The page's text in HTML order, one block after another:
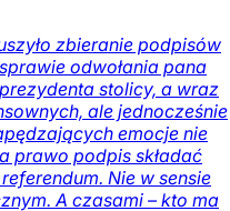
zbieranie podpisów
odwołania pana
stolicy, a wraz
ale jednocześnie
emocje nie
prawo podpis składać
Nie w sensie
A czasami – kto ma